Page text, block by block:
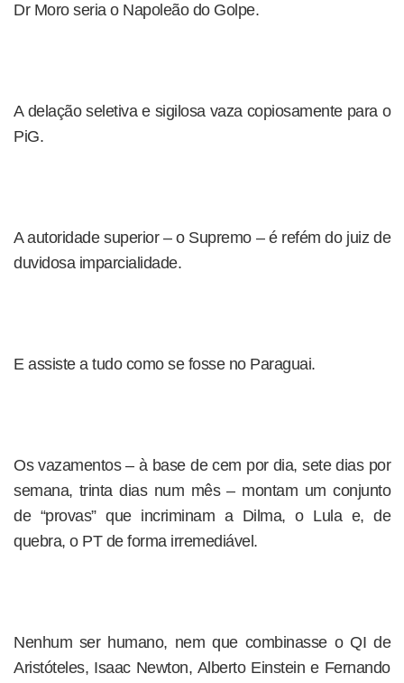
Dr Moro seria o Napoleão do Golpe.
A delação seletiva e sigilosa vaza copiosamente para o
PiG.
A autoridade superior – o Supremo – é refém do juiz de
duvidosa imparcialidade.
E assiste a tudo como se fosse no Paraguai.
Os vazamentos – à base de cem por dia, sete dias por
semana, trinta dias num mês – montam um conjunto
de “provas” que incriminam a Dilma, o Lula e, de
quebra, o PT de forma irremediável.
Nenhum ser humano, nem que combinasse o QI de
Aristóteles, Isaac Newton, Alberto Einstein e Fernando